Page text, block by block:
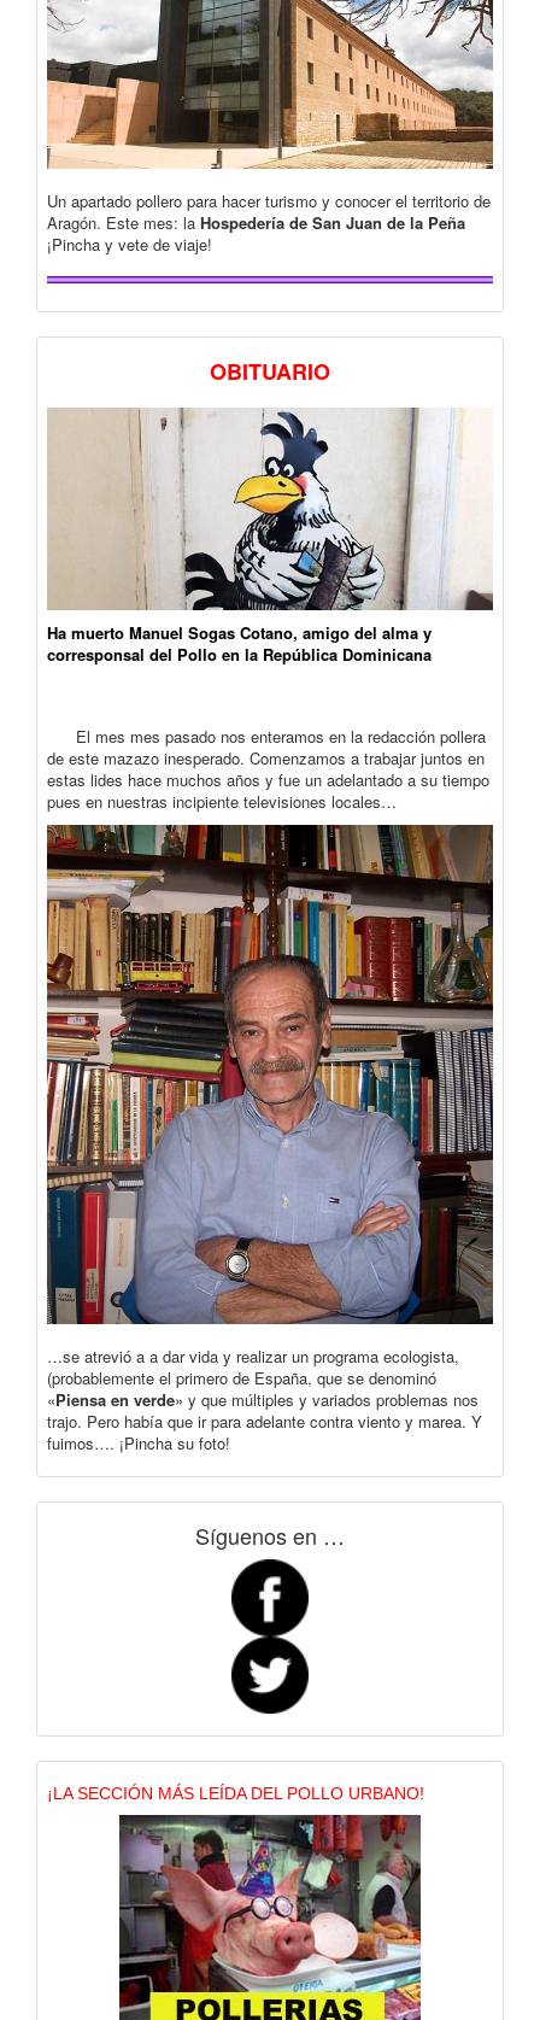
Un apartado pollero para hacer turismo y conocer el territorio de
Aragón. Este mes: la Hospedería de San Juan de la Peña
¡Pincha y vete de viaje!
OBITUARIO
Ha muerto Manuel Sogas Cotano, amigo del alma y
corresponsal del Pollo en la República Dominicana
El mes mes pasado nos enteramos en la redacción pollera
de este mazazo inesperado. Comenzamos a trabajar juntos en
estas lides hace muchos años y fue un adelantado a su tiempo
pues en nuestras incipiente televisiones locales…
…se atrevió a a dar vida y realizar un programa ecologista,
(probablemente el primero de España, que se denominó
«Piensa en verde» y que múltiples y variados problemas nos
trajo. Pero había que ir para adelante contra viento y marea. Y
fuimos…. ¡Pincha su foto!
Síguenos en …
¡LA SECCIÓN MÁS LEÍDA DEL POLLO URBANO!